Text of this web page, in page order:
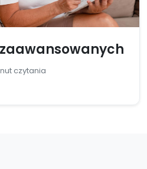
czytania